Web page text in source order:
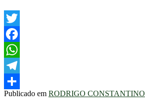
Twitter
Facebook
WhatsApp
Telegram
Share
Publicado em RODRIGO CONSTANTINO